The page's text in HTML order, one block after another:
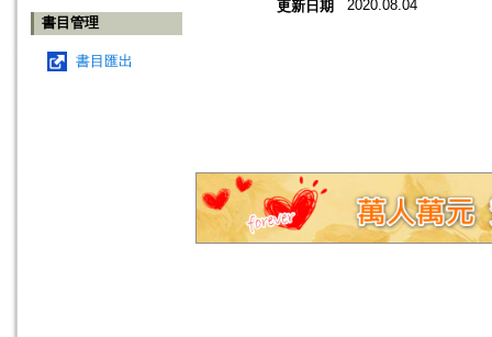
書目管理
書目匯出
更新日期 2020.08.04